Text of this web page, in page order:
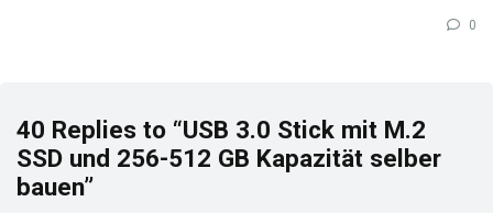
0
40 Replies to “USB 3.0 Stick mit M.2
SSD und 256-512 GB Kapazität selber
bauen”